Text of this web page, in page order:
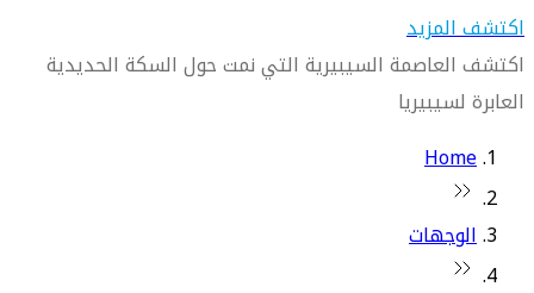
اكتشف المزيد
اكتشف العاصمة السيبيرية التي نمت حول السكة الحديدية
العابرة لسيبيريا
Home
الوجهات